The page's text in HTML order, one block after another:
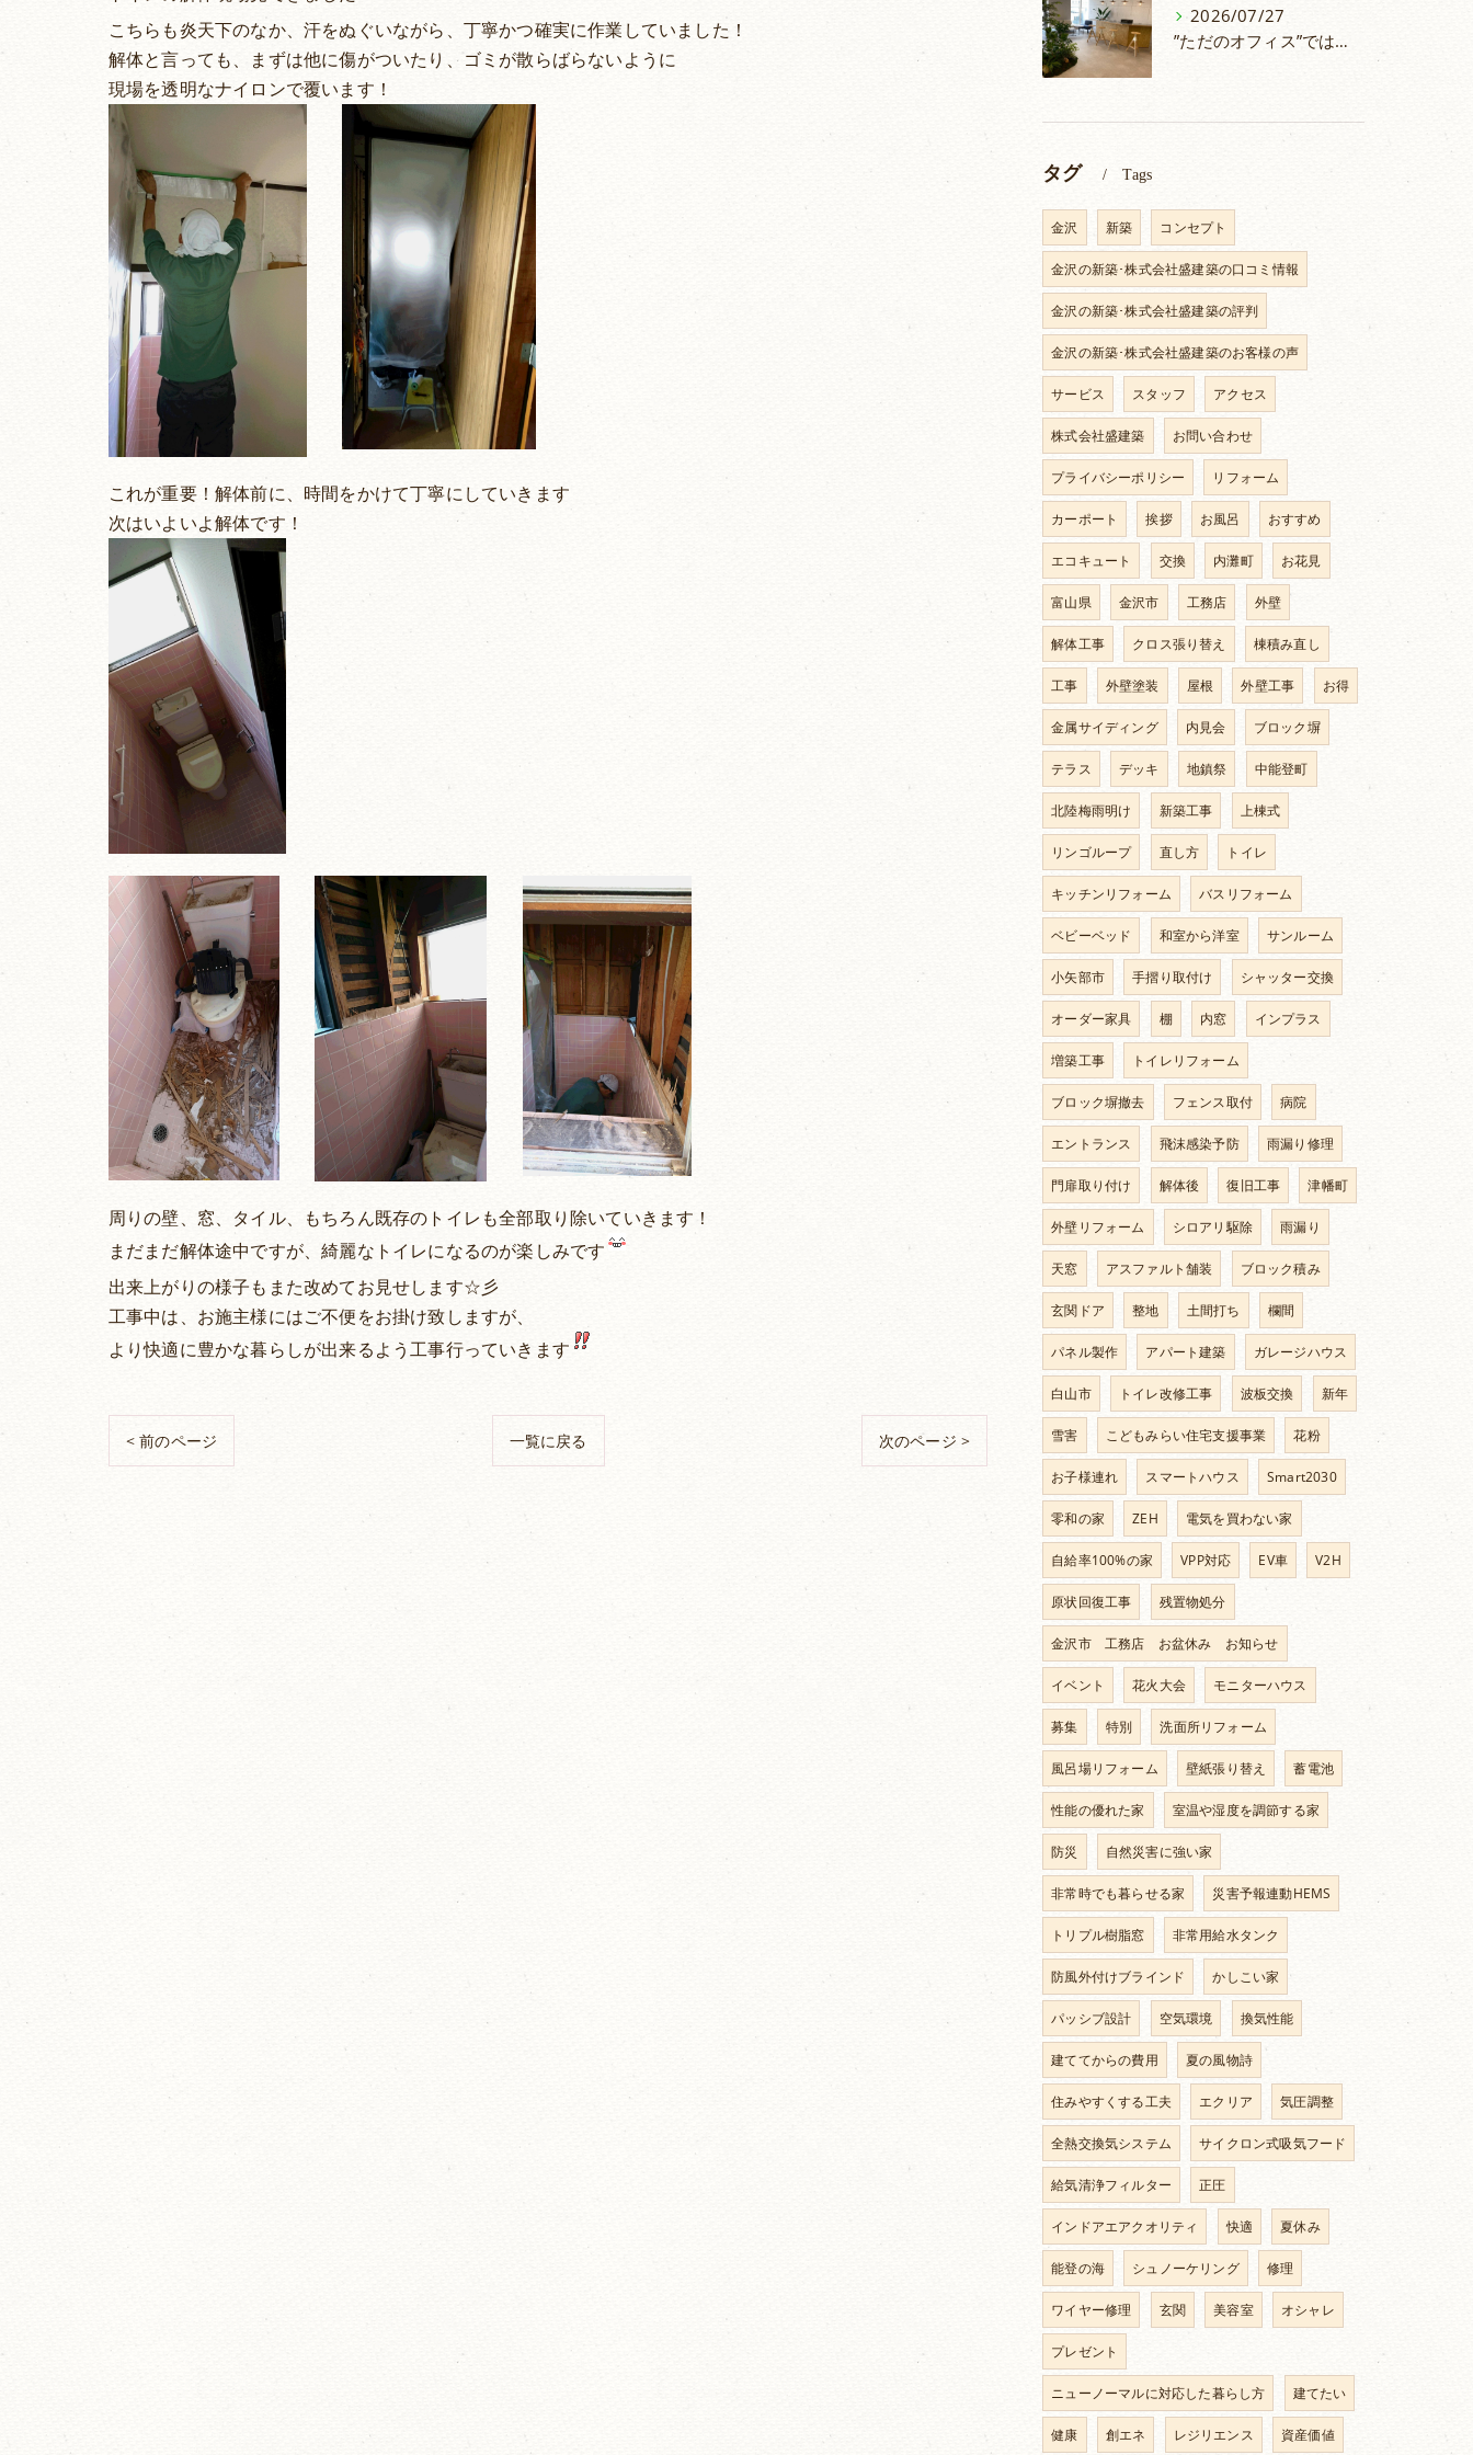
こちらも炎天下のなか、汗をぬぐいながら、丁寧かつ確実に作業していました！
解体と言っても、まずは他に傷がついたり、ゴミが散らばらないように
現場を透明なナイロンで覆います！
これが重要！解体前に、時間をかけて丁寧にしていきます
次はいよいよ解体です！
周りの壁、窓、タイル、もちろん既存のトイレも全部取り除いていきます！
まだまだ解体途中ですが、綺麗なトイレになるのが楽しみです
出来上がりの様子もまた改めてお見せします☆彡
工事中は、お施主様にはご不便をお掛け致しますが、
より快適に豊かな暮らしが出来るよう工事行っていきます
< 前のページ 一覧に戻る 次のページ >
2026/07/27
”ただのオフィス”ではない！人が集うシェアオフィスづくり
タグ Tags
金沢 新築 コンセプト
金沢の新築･株式会社盛建築の口コミ情報
金沢の新築･株式会社盛建築の評判
金沢の新築･株式会社盛建築のお客様の声
サービス スタッフ アクセス
株式会社盛建築 お問い合わせ
プライバシーポリシー リフォーム
カーポート 挨拶 お風呂 おすすめ
エコキュート 交換 内灘町 お花見
富山県 金沢市 工務店 外壁
解体工事 クロス張り替え 棟積み直し
工事 外壁塗装 屋根 外壁工事 お得
金属サイディング 内見会 ブロック塀
テラス デッキ 地鎮祭 中能登町
北陸梅雨明け 新築工事 上棟式
リンゴループ 直し方 トイレ
キッチンリフォーム バスリフォーム
ベビーベッド 和室から洋室 サンルーム
小矢部市 手摺り取付け シャッター交換
オーダー家具 棚 内窓 インプラス
増築工事 トイレリフォーム
ブロック塀撤去 フェンス取付 病院
エントランス 飛沫感染予防 雨漏り修理
門扉取り付け 解体後 復旧工事 津幡町
外壁リフォーム シロアリ駆除 雨漏り
天窓 アスファルト舗装 ブロック積み
玄関ドア 整地 土間打ち 欄間
パネル製作 アパート建築 ガレージハウス
白山市 トイレ改修工事 波板交換 新年
雪害 こどもみらい住宅支援事業 花粉
お子様連れ スマートハウス Smart2030
零和の家 ZEH 電気を買わない家
自給率100%の家 VPP対応 EV車 V2H
原状回復工事 残置物処分
金沢市 工務店 お盆休み お知らせ
イベント 花火大会 モニターハウス
募集 特別 洗面所リフォーム
風呂場リフォーム 壁紙張り替え 蓄電池
性能の優れた家 室温や湿度を調節する家
防災 自然災害に強い家
非常時でも暮らせる家 災害予報連動HEMS
トリプル樹脂窓 非常用給水タンク
防風外付けブラインド かしこい家
パッシブ設計 空気環境 換気性能
建ててからの費用 夏の風物詩
住みやすくする工夫 エクリア 気圧調整
全熱交換気システム サイクロン式吸気フード
給気清浄フィルター 正圧
インドアエアクオリティ 快適 夏休み
能登の海 シュノーケリング 修理
ワイヤー修理 玄関 美容室 オシャレ
プレゼント
ニューノーマルに対応した暮らし方 建てたい
健康 創エネ レジリエンス 資産価値